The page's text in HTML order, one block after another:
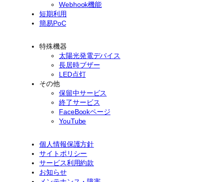
Webhook機能
短期利用
簡易PoC
特殊機器
太陽光発電デバイス
長居時ブザー
LED点灯
その他
保留中サービス
終了サービス
FaceBookページ
YouTube
個人情報保護方針
サイトポリシー
サービス利用約款
お知らせ